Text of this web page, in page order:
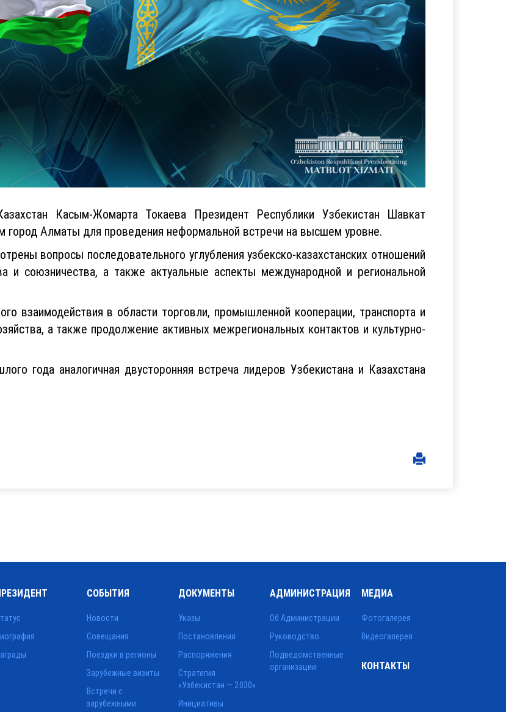
Касым-Жомарта Токаева Президент Республики Узбекистан Шавкат
город Алматы для проведения неформальной встречи на высшем уровне.
вопросы последовательного углубления узбекско-казахстанских отношений
и союзничества, а также актуальные аспекты международной и региональной
взаимодействия в области торговли, промышленной кооперации, транспорта и
а также продолжение активных межрегиональных контактов и культурно-
года аналогичная двусторонняя встреча лидеров Узбекистана и Казахстана
СОБЫТИЯ
Новости
Совещания
Поездки в регионы
Зарубежные визиты
Встречи с
зарубежными
ДОКУМЕНТЫ
Указы
Постановления
Распоряжения
Стратегия
«Узбекистан — 2030»
Инициативы
АДМИНИСТРАЦИЯ
Об Администрации
Руководство
Подведомственные
организации
МЕДИА
Фотогалерея
Видеогалерея
КОНТАКТЫ